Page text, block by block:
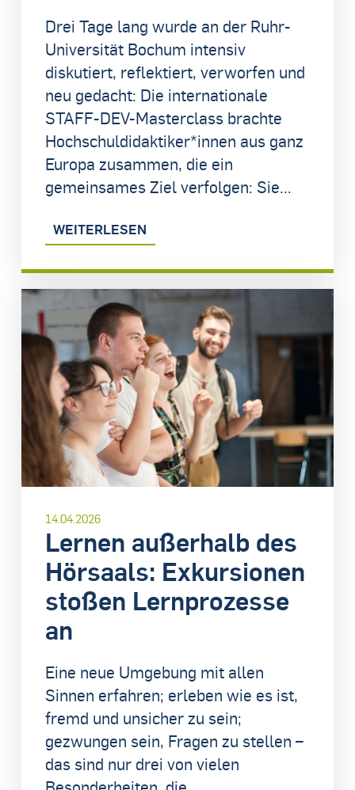
Drei Tage lang wurde an der Ruhr-
Universität Bochum intensiv
diskutiert, reflektiert, verworfen und
neu gedacht: Die internationale
STAFF-DEV-Masterclass brachte
Hochschuldidaktiker*innen aus ganz
Europa zusammen, die ein
gemeinsames Ziel verfolgen: Sie...
WEITERLESEN
14.04.2026
Lernen außerhalb des
Hörsaals: Exkursionen
stoßen Lernprozesse
an
Eine neue Umgebung mit allen
Sinnen erfahren; erleben wie es ist,
fremd und unsicher zu sein;
gezwungen sein, Fragen zu stellen –
das sind nur drei von vielen